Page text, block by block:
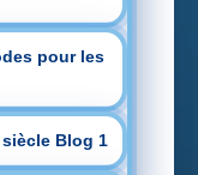
pour les
siècle Blog 1